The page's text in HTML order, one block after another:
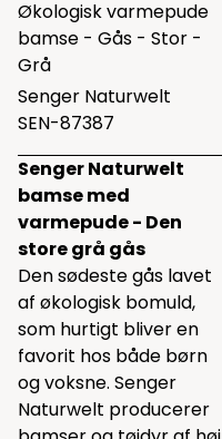
Økologisk varmepude
bamse - Gås - Stor -
Grå
Senger Naturwelt
SEN-87387
Senger Naturwelt
bamse med
varmepude - Den
store grå gås
Den sødeste gås lavet
af økologisk bomuld,
som hurtigt bliver en
favorit hos både børn
og voksne. Senger
Naturwelt producerer